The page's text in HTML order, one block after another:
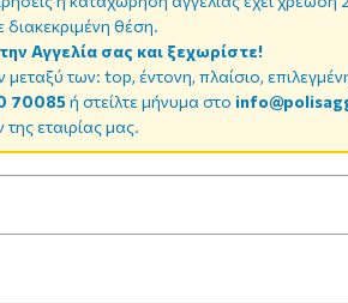
θέση.
Αγγελία σας και ξεχωρίστε!
μεταξύ των: top, έντονη, πλαίσιο,
70085ή στείλτε μήνυμα στο
εταιρίας μας.